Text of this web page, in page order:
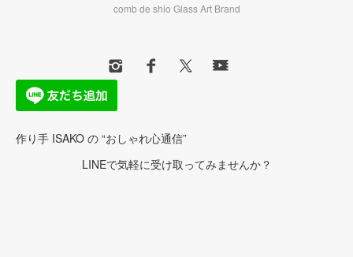
comb de shio Glass Art Brand
作り手 ISAKO の “おしゃれ心通信”
LINEで気軽に受け取ってみませんか？